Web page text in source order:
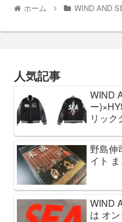
ホーム WIND AND
人気記事
WIND
ー
リック
野島伸
イト
WIND
は オ